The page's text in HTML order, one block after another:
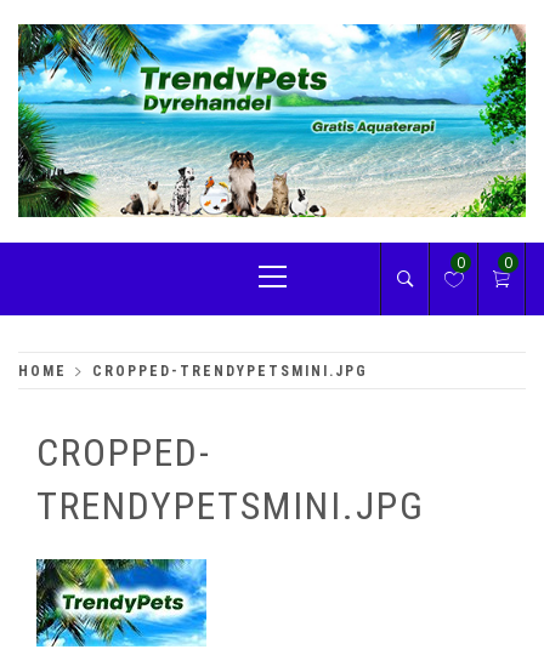
content
TRENDYPETS
Menu
0 0
HOME CROPPED-TRENDYPETSMINI.JPG
CROPPED-
TRENDYPETSMINI.JPG